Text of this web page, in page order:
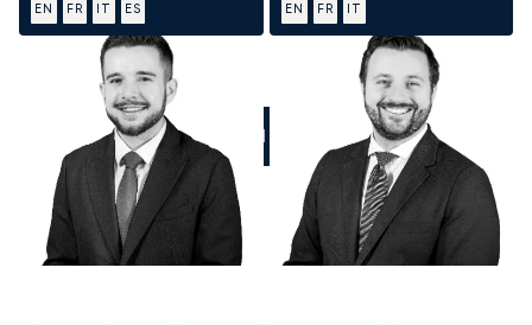
EN FR IT ES EN FR IT
CHIAMATECI